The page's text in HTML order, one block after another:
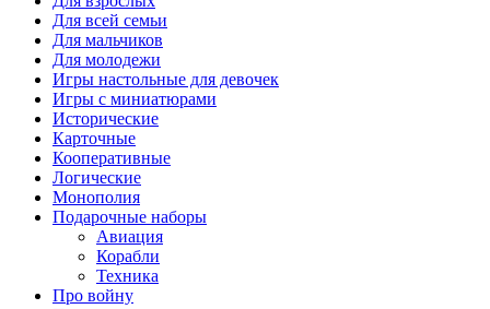
Для всей семьи
Для мальчиков
Для молодежи
Игры настольные для девочек
Игры с миниатюрами
Исторические
Карточные
Кооперативные
Логические
Монополия
Подарочные наборы
Авиация
Корабли
Техника
Про войну